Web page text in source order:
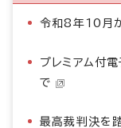
令和8年10月
プレミアム付
で
最高裁判決を